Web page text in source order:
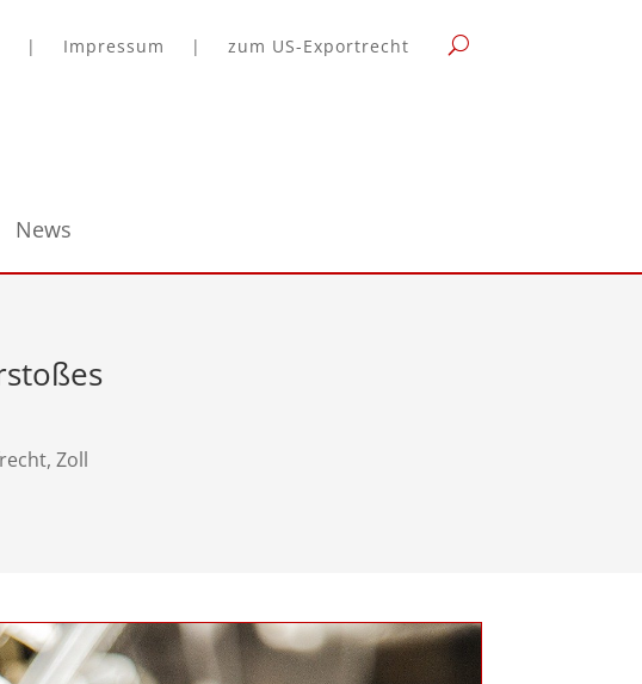
| Impressum | zum US-Exportrecht
News
,Zoll